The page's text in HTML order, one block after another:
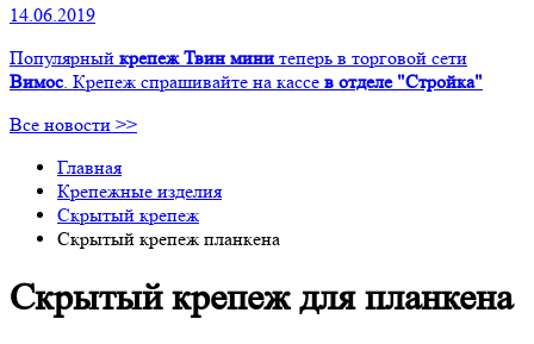
14.06.2019
Популярный крепеж Твин мини теперь в торговой сети
Вимос. Крепеж спрашивайте на кассе в отделе "Стройка"
Все новости >>
Главная
Крепежные изделия
Скрытый крепеж
Скрытый крепеж планкена
Скрытый крепеж для планкена